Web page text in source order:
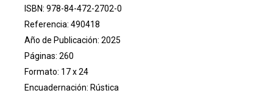
ISBN: 978-84-472-2702-0
Referencia: 490418
Año de Publicación: 2025
Páginas: 260
Formato: 17 x 24
Encuadernación: Rústica